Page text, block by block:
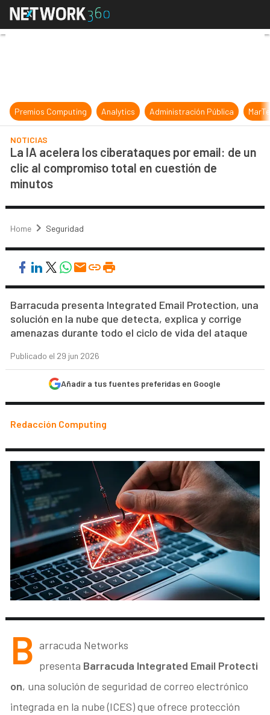
La IA acelera los ciberataques
Premios Computing Analytics Administración Pública
NOTICIAS
La IA acelera los ciberataques por email: de un
clic al compromiso total en cuestión de
minutos
Home Seguridad
Barracuda presenta Integrated Email Protection, una
solución en la nube que detecta, explica y corrige
amenazas durante todo el ciclo de vida del ataque
Publicado el 29 jun 2026
Añadir a tus fuentes preferidas en Google
Redacción Computing
B arracuda Networks
presenta Barracuda Integrated Email Protecti
on, una solución de seguridad de correo electrónico
integrada en la nube (ICES) que ofrece protección